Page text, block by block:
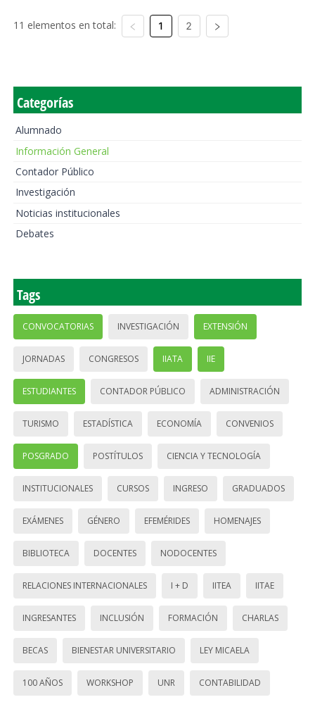
11 elementos en total: 1 2
Categorías
Alumnado
Información General
Contador Público
Investigación
Noticias institucionales
Debates
Tags
CONVOCATORIAS INVESTIGACIÓN EXTENSIÓN
JORNADAS CONGRESOS IIATA IIE
ESTUDIANTES CONTADOR PÚBLICO ADMINISTRACIÓN
TURISMO ESTADÍSTICA ECONOMÍA CONVENIOS
POSGRADO POSTÍTULOS CIENCIA Y TECNOLOGÍA
INSTITUCIONALES CURSOS INGRESO GRADUADOS
EXÁMENES GÉNERO EFEMÉRIDES HOMENAJES
BIBLIOTECA DOCENTES NODOCENTES
RELACIONES INTERNACIONALES I + D IITEA IITAE
INGRESANTES INCLUSIÓN FORMACIÓN CHARLAS
BECAS BIENESTAR UNIVERSITARIO LEY MICAELA
100 AÑOS WORKSHOP UNR CONTABILIDAD